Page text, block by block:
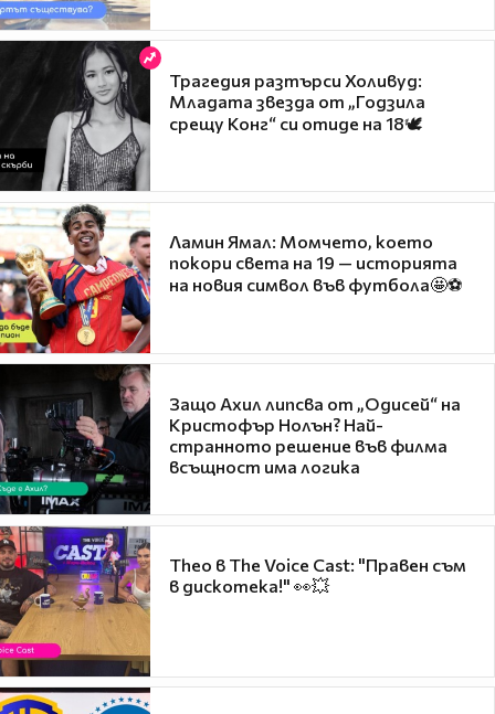
Трагедия разтърси Холивуд:
Младата звезда от „Годзила
срещу Конг“ си отиде на 18🕊️
Ламин Ямал: Момчето, което
покори света на 19 — историята
на новия символ във футбола🤩⚽
Защо Ахил липсва от „Одисей“ на
Кристофър Нолън? Най-
странното решение във филма
всъщност има логика
Theo в The Voice Cast: "Правен съм
в дискотека!" 👀💥